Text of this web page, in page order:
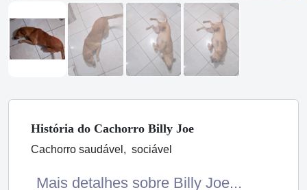
História do Cachorro Billy Joe
Cachorro saudável, sociável
Mais detalhes sobre Billy Joe...